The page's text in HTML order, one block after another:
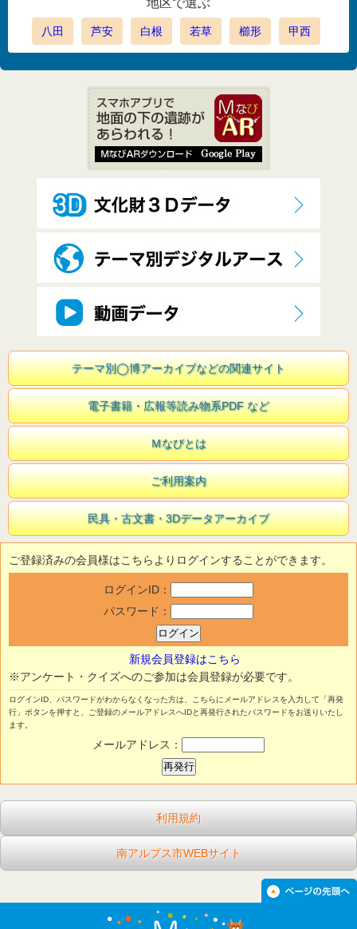
地区で選ぶ
八田 芦安 白根 若草 櫛形 甲西
テーマ別◯博アーカイブなどの関連サイト
電子書籍・広報等読み物系PDF など
Ｍなびとは
ご利用案内
民具・古文書・3Dデータアーカイブ
ご登録済みの会員様はこちらよりログインすることができます。
ログインID：
パスワード：
新規会員登録はこちら
※アンケート・クイズへのご参加は会員登録が必要です。
ログインID、パスワードがわからなくなった方は、こちらにメールアドレスを入力して「再発
行」ボタンを押すと、ご登録のメールアドレスへIDと再発行されたパスワードをお送りいたし
ます。
メールアドレス：
利用規約
南アルプス市WEBサイト